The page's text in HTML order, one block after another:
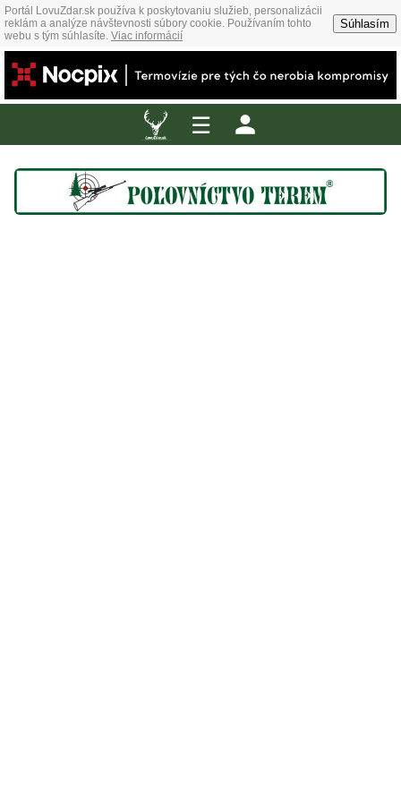
Portál LovuZdar.sk používa k poskytovaniu služieb, personalizácii
reklám a analýze návštevnosti súbory cookie. Používaním tohto
webu s tým súhlasíte. Viac informácií
Súhlasím
☰